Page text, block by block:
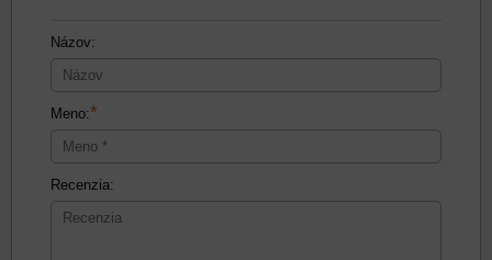
Názov:
Meno:*
Recenzia: